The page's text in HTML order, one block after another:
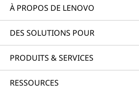
À PROPOS DE LENOVO
DES SOLUTIONS POUR
PRODUITS & SERVICES
RESSOURCES